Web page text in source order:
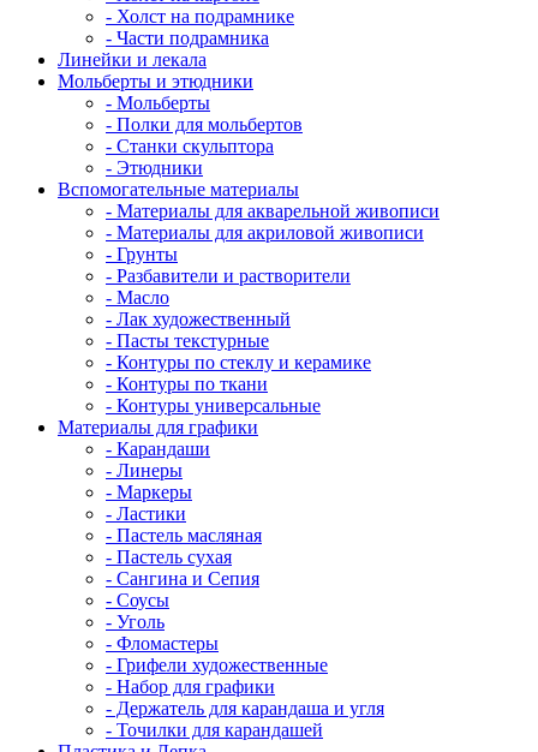
- Холст на подрамнике
- Части подрамника
Линейки и лекала
Мольберты и этюдники
- Мольберты
- Полки для мольбертов
- Станки скульптора
- Этюдники
Вспомогательные материалы
- Материалы для акварельной живописи
- Материалы для акриловой живописи
- Грунты
- Разбавители и растворители
- Масло
- Лак художественный
- Пасты текстурные
- Контуры по стеклу и керамике
- Контуры по ткани
- Контуры универсальные
Материалы для графики
- Карандаши
- Линеры
- Маркеры
- Ластики
- Пастель масляная
- Пастель сухая
- Сангина и Сепия
- Соусы
- Уголь
- Фломастеры
- Грифели художественные
- Набор для графики
- Держатель для карандаша и угля
- Точилки для карандашей